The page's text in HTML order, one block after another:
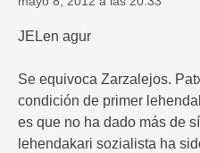
JELen agur
Se equivoca Zarzalejos.
condición de primer
es que no ha dado más de
lehendakari sozialista ha